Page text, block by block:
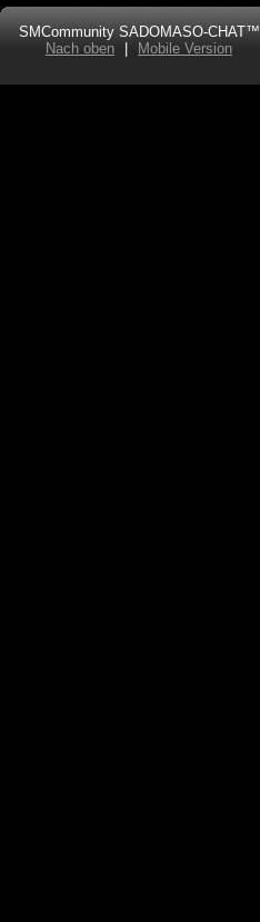
SMCommunity SADOMASO-CHAT™
Nach oben
Mobile Version